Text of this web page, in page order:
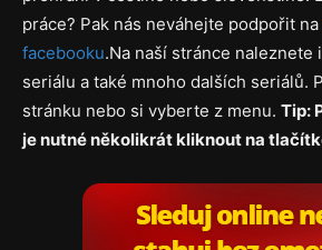
práce? Pak nás neváhejte podpořit na
facebooku.Na naší stránce naleznete
seriálu a také mnoho dalších seriálů.
stránku nebo si vyberte z menu. Tip:
je nutné několikrát kliknout na